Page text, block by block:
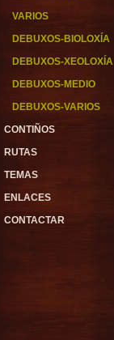
VARIOS
DEBUXOS-BIOLOXÍA
DEBUXOS-XEOLOXÍA
DEBUXOS-MEDIO
DEBUXOS-VARIOS
CONTIÑOS
RUTAS
TEMAS
ENLACES
CONTACTAR